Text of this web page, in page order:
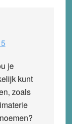
je
kunt
zoals